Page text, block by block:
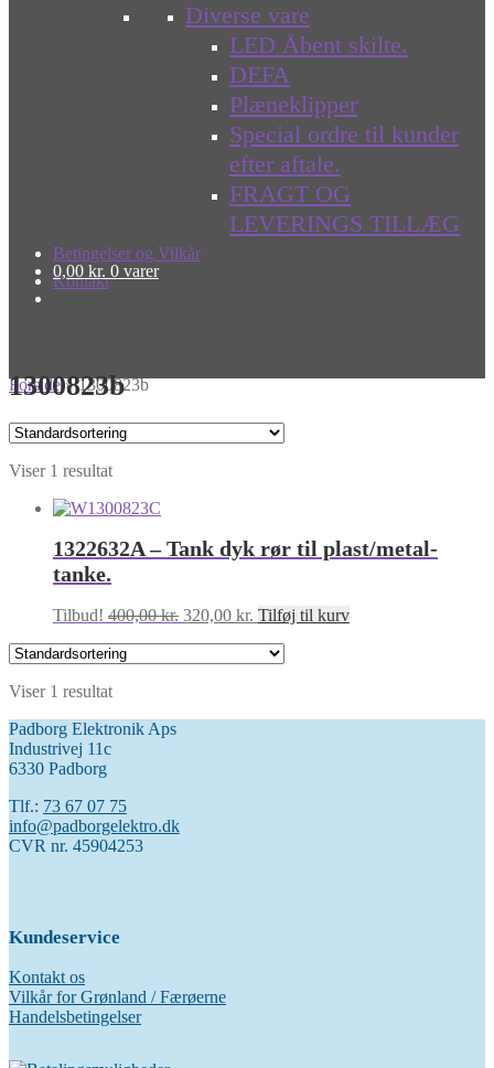
Diverse vare
LED Åbent skilte.
DEFA
Plæneklipper
Special ordre til kunder
efter aftale.
FRAGT OG
LEVERINGS TILLÆG
Betingelser og Vilkår
Kontakt
0,00 kr. 0 varer
Forside»1300823b
1300823b
Viser 1 resultat
1322632A – Tank dyk rør til plast/metal-
tanke.
Tilbud! 400,00kr. Den
320,00 kr. Den
pris
Tilføj til kurv
Viser 1 resultat
Padborg Elektronik Aps
Industrivej 11c
6330 Padborg
Tlf.: 73 67 07 75
info@padborgelektro.dk
CVR nr. 45904253
Kundeservice
Kontakt os
Vilkår for Grønland / Færøerne
Handelsbetingelser